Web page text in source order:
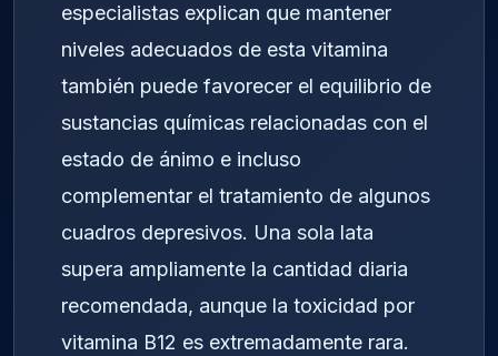
especialistas explican que mantener
niveles adecuados de esta vitamina
también puede favorecer el equilibrio de
sustancias químicas relacionadas con el
estado de ánimo e incluso
complementar el tratamiento de algunos
cuadros depresivos. Una sola lata
supera ampliamente la cantidad diaria
recomendada, aunque la toxicidad por
vitamina B12 es extremadamente rara.